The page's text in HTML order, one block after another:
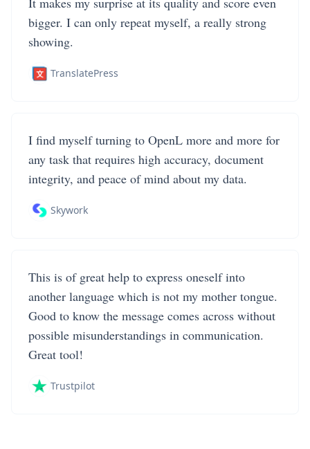
bigger. I can only repeat myself, a really strong
showing.
TranslatePress
I find myself turning to OpenL more and more for
any task that requires high accuracy, document
integrity, and peace of mind about my data.
Skywork
This is of great help to express oneself into
another language which is not my mother tongue.
Good to know the message comes across without
possible misunderstandings in communication.
Great tool!
Trustpilot